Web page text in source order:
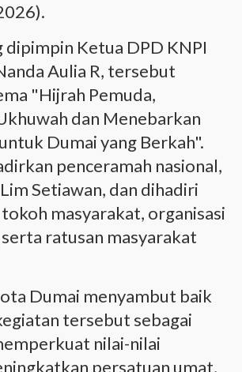
dipimpin Ketua DPD KNPI
Aulia R, tersebut
"Hijrah Pemuda,
dan Menebarkan
Dumai yang Berkah".
penceramah nasional,
Setiawan, dan dihadiri
masyarakat, organisasi
ratusan masyarakat
Dumai menyambut baik
tersebut sebagai
nilai-nilai
persatuan umat,